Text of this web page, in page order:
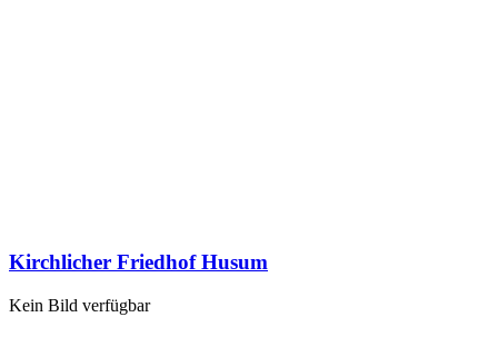
Kirchlicher Friedhof Husum
Kein Bild verfügbar